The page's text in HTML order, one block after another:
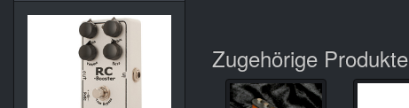
Zugehörige Produkte